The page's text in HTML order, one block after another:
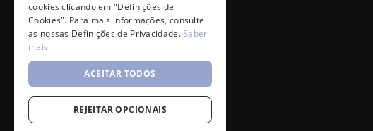
cookies clicando em "Definições de
Cookies". Para mais informações, consulte
as nossas Definições de Privacidade.Saber
mais
ACEITAR TODOS
REJEITAR OPCIONAIS